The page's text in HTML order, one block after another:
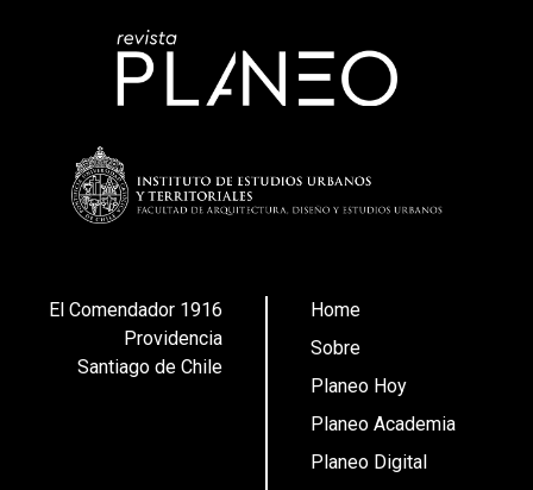
El Comendador 1916
Providencia
Santiago de Chile
Home
Sobre
Planeo Hoy
Planeo Academia
Planeo Digital